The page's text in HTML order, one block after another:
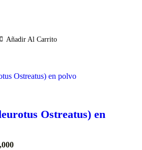
Añadir Al Carrito
Ostreatus) en
Price